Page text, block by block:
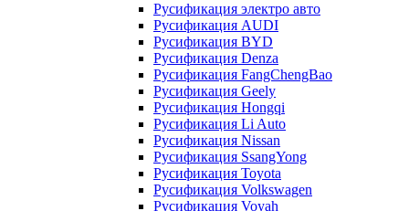
Русификация электро авто
Русификация AUDI
Русификация BYD
Русификация Denza
Русификация FangChengBao
Русификация Geely
Русификация Hongqi
Русификация Li Auto
Русификация Nissan
Русификация SsangYong
Русификация Toyota
Русификация Volkswagen
Русификация Voyah